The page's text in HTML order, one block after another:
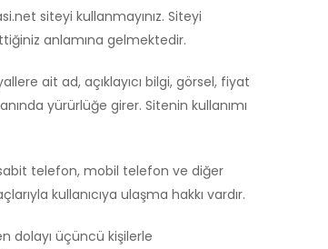
siteyi kullanmayınız. Siteyi
anlamına gelmektedir.
ait ad, açıklayıcı bilgi, görsel, fiyat
yürürlüğe girer. Sitenin kullanımı
telefon, mobil telefon ve diğer
kullanıcıya ulaşma hakkı vardır.
dolayı üçüncü kişilerle